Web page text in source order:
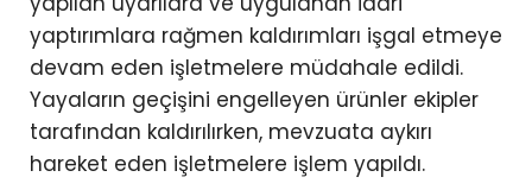
yaptırımlara rağmen kaldırımları işgal etmeye
devam eden işletmelere müdahale edildi.
Yayaların geçişini engelleyen ürünler ekipler
tarafından kaldırılırken, mevzuata aykırı
hareket eden işletmelere işlem yapıldı.